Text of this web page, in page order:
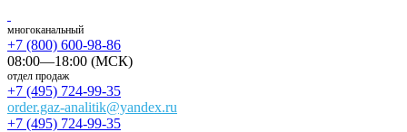
многоканальный
+7 (800) 600-98-86
08:00—18:00 (МСК)
отдел продаж
+7 (495) 724-99-35
order.gaz-analitik@yandex.ru
+7 (495) 724-99-35